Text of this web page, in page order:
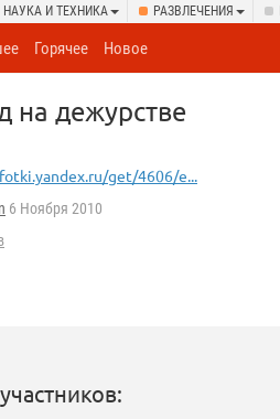
НАУКА И ТЕХНИКА РАЗВЛЕЧЕНИЯ
Горячее Новое
на дежурстве
get/4606/e...
6 Ноября 2010